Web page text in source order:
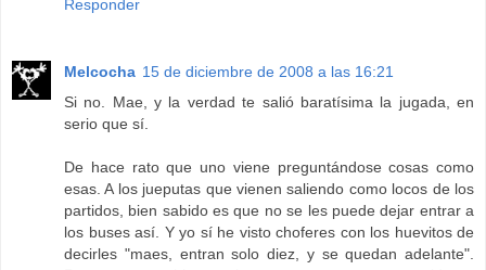
Responder
Melcocha 15 de diciembre de 2008 a las 16:21
Si no. Mae, y la verdad te salió baratísima la jugada, en
serio que sí.
De hace rato que uno viene preguntándose cosas como
esas. A los jueputas que vienen saliendo como locos de los
partidos, bien sabido es que no se les puede dejar entrar a
los buses así. Y yo sí he visto choferes con los huevitos de
decirles "maes, entran solo diez, y se quedan adelante".